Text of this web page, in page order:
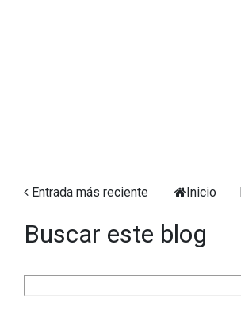
Entrada más reciente Inicio
Buscar este blog